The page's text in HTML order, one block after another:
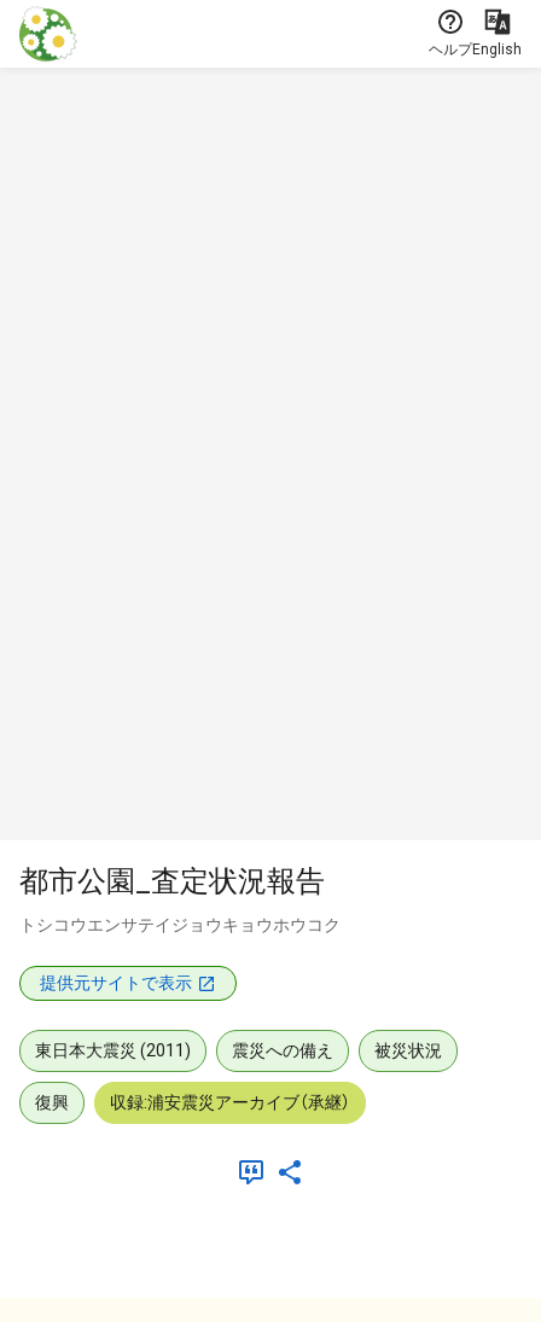
本文に飛ぶ
ヘルプEnglish
都市公園_査定状況報告
トシコウエンサテイジョウキョウホウコク
提供元サイトで表示
東日本大震災 (2011) 震災への備え 被災状況
復興 収録:浦安震災アーカイブ（承継）